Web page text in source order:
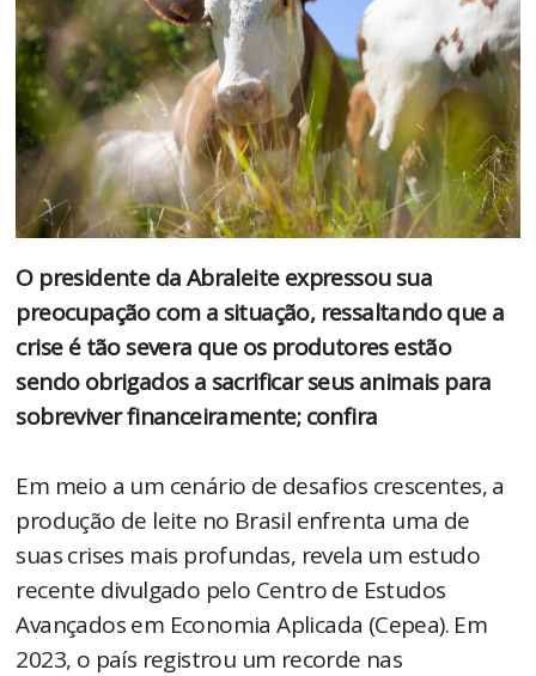
O presidente da Abraleite expressou sua
preocupação com a situação, ressaltando que a
crise é tão severa que os produtores estão
sendo obrigados a sacrificar seus animais para
sobreviver financeiramente; confira
Em meio a um cenário de desafios crescentes, a
produção de leite no Brasil enfrenta uma de
suas crises mais profundas, revela um estudo
recente divulgado pelo Centro de Estudos
Avançados em Economia Aplicada (Cepea). Em
2023, o país registrou um recorde nas